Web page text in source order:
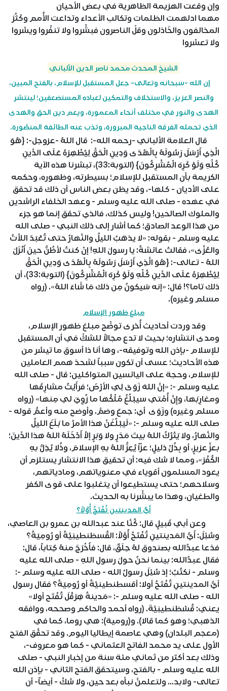
وإن وقعت الهزيمة الظاهرية في بعض الأحيان
مهما ادلهمت الظلمات وتكالب الأعداء وتداعت الأُمم وكَثُرَ
المخالفون والخَاذلون وقلّ الناصرون فبشِّروا ولا تنفِّروا ويسِّروا
ولا تعسِّروا
الشيخ المحدث محمد ناصر الدين الألباني
إن الله -سبحانه وتعالى- جعل المستقبل للإسلام، بالفتح المبين،
والنصر العزيز، والاستخلاف والتمكين لعباده المستضعفين؛ لينتشر
الهدى والنور في مختلف أنحاء المعمورة، ويعم دين الحق والهدى
الذي تحمله الفرقة الناجية المبرورة، وتذب عنه الطائفة المنصُورة.
قال العلامة الألباني -رحمه الله-: قال اللهُ -عزوجل-: {هُوَ
الَّذِي أَرْسَلَ رَسُولَهُ بِالْهُدَى وَدِينِ الْحَقِّ لِيُظْهِرَهُ عَلَى الدِّينِ
كُلِّهِ وَلَوْ كَرِهَ الْمُشْرِكُونَ} (التوبة:33)، تبشرنا هذه الآية
الكريمة بأن المستقبل للإسلام؛ بسيطرته، وظهوره، وحكمه
على الأديان - كلها-، وقد يظن بعض الناس أن ذلك قد تحقق
في عهده - صلى الله عليه وسلم - وعهد الخلفاء الراشدين
والملوك الصالحين! وليس كذلك، فالذي تحقق إنما هو جزء
من هذا الوعد الصادق؛ كما أشار إلى ذلك النبي - صلى الله
عليه وسلم - بقوله: «لا يذهَبُ الليلُ والنَّهارُ حتى تُعْبَدَ اللاَّتُ
والعُزَّى»، فقالتْ عائشةُ: يا رسولَ اللهِ! إنْ كنتُ لأظُنُّ حينَ أَنْزَلَ
اللهُ - تعالى-: {هُوَ الَّذِي أَرْسَلَ رَسُولَهُ بِالْهُدَى وَدِينِ الْحَقِّ
لِيُظْهِرَهُ عَلَى الدِّينِ كُلِّهِ وَلَوْ كَرِهَ الْمُشْرِكُونَ} (التوبة:33)، أن
ذلك تاما؟! قال: «إنه سَيكونُ مِن ذلك مَا شَاءَ اللهُ». (رواه
مسلم وغيره).
مبلغ ظهور الإسلام
وقد وردت أحاديث أُخرى توضِّح مبلغ ظهور الإسلام،
ومدى انتشاره؛ بحيث لا تدع مجالاً للشكِّ في أن المستقبل
للإسلام -بإذن الله وتوفيقه-، وها أنا ذا أسوق ما تيسَّر من
هذه الأحاديث؛ عسى أن تكون سبباً لشحذ همم العاملين
للإسلام، وحجة على اليائسين المتواكلين: قال - صلى الله
عليه وسلم -: «إنَّ اللهَ زَوَىَ لِيَ الأرْضَ؛ فرأَيْتُ مشارِقَها
ومغارِبَها، وإِنَّ أُمَّتي سيبْلُغُ مُلْكُها ما زُوِيَ لي مِنها» (رواه
مسلم وغيره) وزَوَى أي: جمعَ وضمَّ. وأوضح منه وأعمُّ قوله -
صلى الله عليه وسلم -: «لَيَبْلُغَنَّ هذا الأمرُ ما بَلَغَ الليلُ
والنَّهارُ، ولا يَتْرُكُ اللهُ بيتَ مَدَرٍ ولا وَبَرٍ إلاَّ أَدْخَلَهُ اللهُ هذا الدِّينَ؛
بعزِّ عزيزٍ، أو بِذُلِّ ذليلٍ؛ عزّاً يُعِزُّ اللهُ بهِ الإسلامَ، وذُلا يُذِلُّ بهِ
الكُفْرَ»، ومما لا شك فيه: أن تحقيق هذا الانتشار يستلزم أن
يعود المسلمون أقوياء في معنوياتهم، ومادياتهم،
وسلاحهم؛ حتى يستطيعوا أن يتغلبوا على قوى الكفر
والطغيان، وهذا ما يبشِّرنا به الحديث.
أَيُّ المَدينتينِ تُفْتَحُ أُوَّلاً؟
وعن أبي قَبيلٍ قال: كُنَّا عند عبدالله بن عمرو بن العاصي،
وسُئِلَ: أَيُّ المَدينتينِ تُفْتَحُ أُوَّلاً: القُسطَنطينِيَّةُ أو رُومِيَةُ؟
فدَعا عبدُالله بصندوق لهُ حِلَقٌ، قال: فأَخْرَجَ منهُ كِتاباً، قال:
فقال عبدُالله: بينما نحنُ حولَ رسول اللهِ - صلى الله عليه
وسلم - نكتُبُ؛ إذ سُئِلَ رسولُ الله - صلى الله عليه وسلم -:
أيُّ المدينتينِ تُفْتَحُ أولا: أقسطنطينيَّةُ أو رُومِيَةُ؟ فقال رسول
الله - صلى الله عليه وسلم -: «مَدينةُ هِرَقْلَ تُفْتَح أولا»
يعني: قُسْطَنطينِيَّةَ. (رواه أحمد والحاكم وصححه، ووافقه
الذهبي؛ وهو كما قالا). و(رومية): هي روما، كما في
(معجم البلدان) وهي عاصمة إيطاليا اليوم. وقد تحقَّق الفتح
الأول على يد محمد الفاتح العثماني - كما هو معروف-،
وذلك بعد أكثر من ثماني مئة سنة من إخبار النبي - صلى
الله عليه وسلم - بالفتح، وسيتحقق الفتح الثاني - بإذن الله
تعالى- ولابد... ولتعلمنَّ نبأه بعد حين، ولا شكَّ - أيضاً- أن